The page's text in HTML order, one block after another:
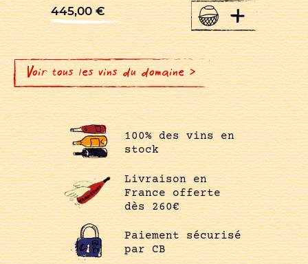
445,00€ +
Voir tous les vins du domaine >
100% des vins en
stock
Livraison en
France offerte
dès 260€
Paiement sécurisé
par CB